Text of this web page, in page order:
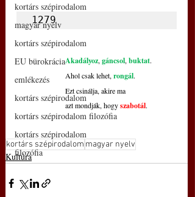
kortárs szépirodalom
magyar nyelv
kortárs szépirodalom
EU bürokrácia
emlékezés
kortárs szépirodalom
kortárs szépirodalom filozófia
kortárs szépirodalom
filozófia
1279
Akadályoz, gáncsol, buktat.
Ahol csak lehet, rongál.
Ezt csinálja, akire ma
azt mondják, hogy szabotál.
kortárs szépirodalom magyar nyelv
Kultúra